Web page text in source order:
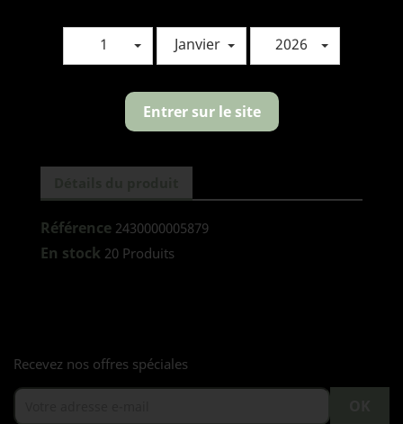
Référence 2430000005879
En stock 20 Produits
Recevez nos offres spéciales
1 Janvier 2026
Entrer sur le site